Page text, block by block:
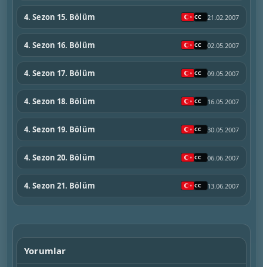
4. Sezon 15. Bölüm 21.02.2007
4. Sezon 16. Bölüm 02.05.2007
4. Sezon 17. Bölüm 09.05.2007
4. Sezon 18. Bölüm 16.05.2007
4. Sezon 19. Bölüm 30.05.2007
4. Sezon 20. Bölüm 06.06.2007
4. Sezon 21. Bölüm 13.06.2007
Yorumlar